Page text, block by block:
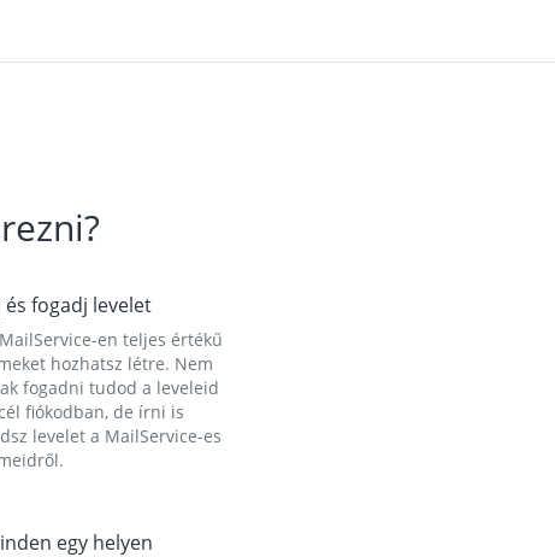
és fogadj levelet
en teljes értékű
hozhatsz létre. Nem
fogadni tudod a leveleid
fiókodban, de írni is
levelet a MailService-es
egy helyen